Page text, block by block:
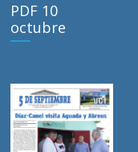
PDF 10
octubre